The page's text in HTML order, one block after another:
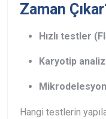
Zaman
Hızlı testler
Karyotip
Hangi testlerin